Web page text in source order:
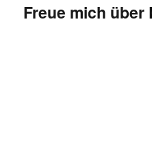
Freue mich über